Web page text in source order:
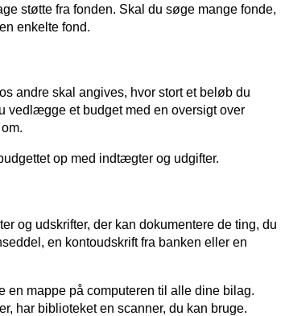
støtte fra fonden. Skal du søge mange fonde,
enkelte fond.
andre skal angives, hvor stort et beløb du
vedlægge et budget med en oversigt over
op med indtægter og udgifter.
og udskrifter, der kan dokumentere de ting, du
en kontoudskrift fra banken eller en
en mappe på computeren til alle dine bilag.
har biblioteket en scanner, du kan bruge.